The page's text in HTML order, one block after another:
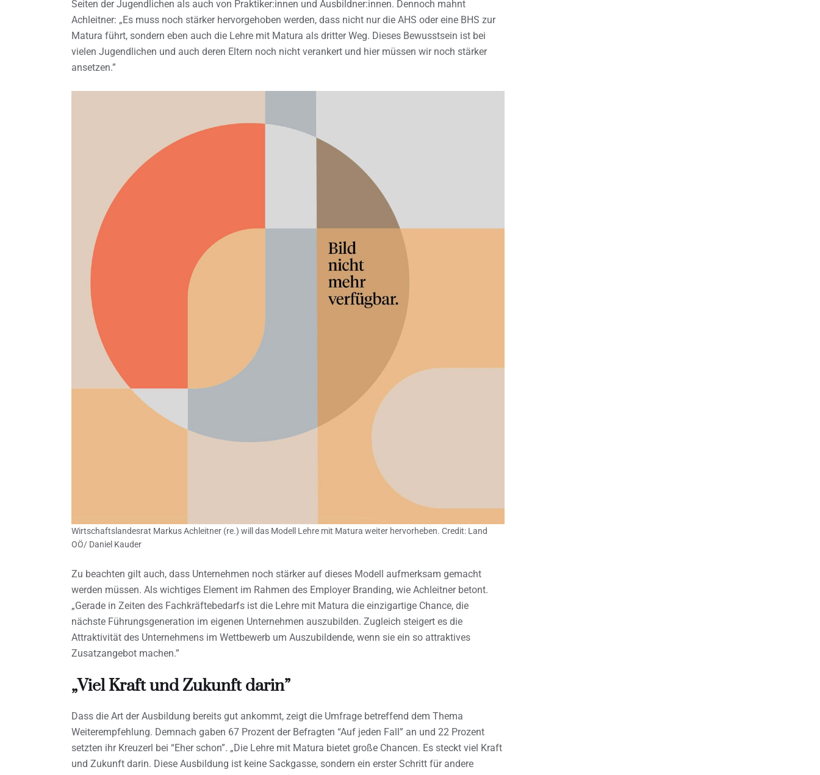
Seiten der Jugendlichen als auch von Praktiker:innen und Ausbildner:innen. Dennoch mahnt
Achleitner: „Es muss noch stärker hervorgehoben werden, dass nicht nur die AHS oder eine BHS zur
Matura führt, sondern eben auch die Lehre mit Matura als dritter Weg. Dieses Bewusstsein ist bei
vielen Jugendlichen und auch deren Eltern noch nicht verankert und hier müssen wir noch stärker
ansetzen.”
Wirtschaftslandesrat Markus Achleitner (re.) will das Modell Lehre mit Matura weiter hervorheben. Credit: Land
OÖ/ Daniel Kauder
Zu beachten gilt auch, dass Unternehmen noch stärker auf dieses Modell aufmerksam gemacht
werden müssen. Als wichtiges Element im Rahmen des Employer Branding, wie Achleitner betont.
„Gerade in Zeiten des Fachkräftebedarfs ist die Lehre mit Matura die einzigartige Chance, die
nächste Führungsgeneration im eigenen Unternehmen auszubilden. Zugleich steigert es die
Attraktivität des Unternehmens im Wettbewerb um Auszubildende, wenn sie ein so attraktives
Zusatzangebot machen.”
„Viel Kraft und Zukunft darin”
Dass die Art der Ausbildung bereits gut ankommt, zeigt die Umfrage betreffend dem Thema
Weiterempfehlung. Demnach gaben 67 Prozent der Befragten “Auf jeden Fall” an und 22 Prozent
setzten ihr Kreuzerl bei “Eher schon”. „Die Lehre mit Matura bietet große Chancen. Es steckt viel Kraft
und Zukunft darin. Diese Ausbildung ist keine Sackgasse, sondern ein erster Schritt für andere